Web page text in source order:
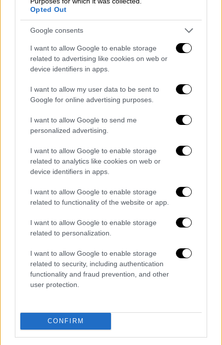
Opted Out
Google consents
I want to allow Google to enable storage
related to advertising like cookies on web or
device identifiers in apps.
I want to allow my user data to be sent to
Google for online advertising purposes.
I want to allow Google to send me
personalized advertising.
I want to allow Google to enable storage
related to analytics like cookies on web or
device identifiers in apps.
I want to allow Google to enable storage
related to functionality of the website or app.
I want to allow Google to enable storage
related to personalization.
I want to allow Google to enable storage
related to security, including authentication
functionality and fraud prevention, and other
user protection.
CONFIRM
Συμβούλιο του Αρείου Πάγου, απόφαση που
αναμένεται εντός του Μαΐου που ξεκινούν οι
σχετικές διαδικασίες.
Την Πέμπτη 23 Απριλίου, η κ.Κοβέσι θα
συμμετάσχει στις εργασίες του Οικονομικού
πάνελ με τίτλο «The Shock of the New» («Το
Σοκ του Νέου»).
Τα βλέμματα είναι στραμμένα στην αυριανή
τοποθέτησή της που κατά πληροφορίες θα
δώσει θεσμικές απαντήσεις για όλα τα
θέματα που αφορούν την ευρωπαϊκή
εισαγγελία και τους Έλληνες εισαγγελείς,
έργο των οποίων μάλιστα είχε εξάρει και
στη διάρκεια της προηγούμενης επίσκεψης